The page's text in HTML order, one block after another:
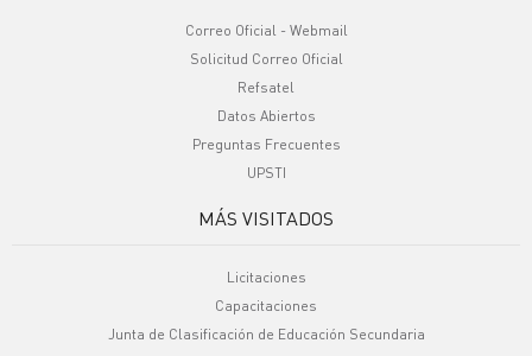
Correo Oficial - Webmail
Solicitud Correo Oficial
Refsatel
Datos Abiertos
Preguntas Frecuentes
UPSTI
MÁS VISITADOS
Licitaciones
Capacitaciones
Junta de Clasificación de Educación Secundaria